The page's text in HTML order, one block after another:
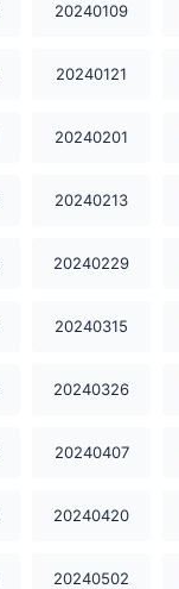
20231231
20240103
20240106
20240125
20240128
20240131
20240109
20240121
20240201
20240213
20240229
20240315
20240326
20240407
20240420
20240502